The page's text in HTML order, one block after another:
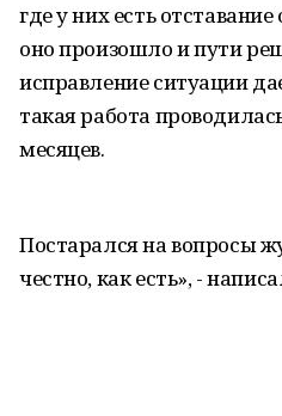
где у них есть
оно произошло и пути
исправление ситуации
такая работа
месяцев.
Постарался на вопросы
честно, как есть», -